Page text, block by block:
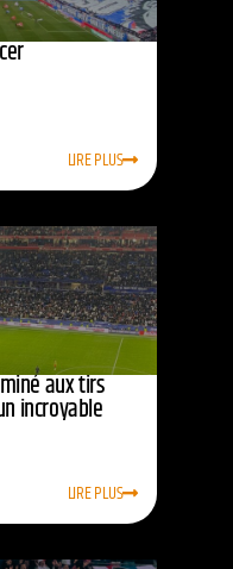
LIRE PLUS
aux tirs
incroyable
LIRE PLUS